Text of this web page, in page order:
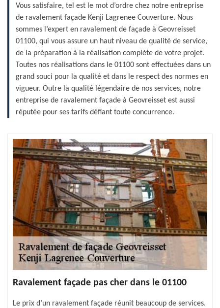
Vous satisfaire, tel est le mot d’ordre chez notre entreprise
de ravalement façade Kenji Lagrenee Couverture. Nous
sommes l’expert en ravalement de façade à Geovreisset
01100, qui vous assure un haut niveau de qualité de service,
de la préparation à la réalisation complète de votre projet.
Toutes nos réalisations dans le 01100 sont effectuées dans un
grand souci pour la qualité et dans le respect des normes en
vigueur. Outre la qualité légendaire de nos services, notre
entreprise de ravalement façade à Geovreisset est aussi
réputée pour ses tarifs défiant toute concurrence.
Ravalement façade pas cher dans le 01100
Le prix d’un ravalement façade réunit beaucoup de services.